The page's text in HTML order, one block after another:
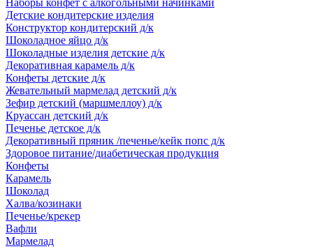
Наборы конфет с алкогольными начинками
Детские кондитерские изделия
Конструктор кондитерский д/к
Шоколадное яйцо д/к
Шоколадные изделия детские д/к
Декоративная карамель д/к
Конфеты детские д/к
Жевательный мармелад детский д/к
Зефир детский (маршмеллоу) д/к
Круассан детский д/к
Печенье детское д/к
Декоративный пряник /печенье/кейк попс д/к
Здоровое питание/диабетическая продукция
Конфеты
Карамель
Шоколад
Халва/козинаки
Печенье/крекер
Вафли
Мармелад